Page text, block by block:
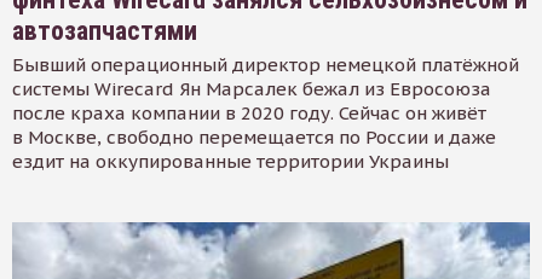
автозапчастями
Бывший операционный директор немецкой платёжной
системы Wirecard Ян Марсалек бежал из Евросоюза
после краха компании в 2020 году. Сейчас он живёт
в Москве, свободно перемещается по России и даже
ездит на оккупированные территории Украины